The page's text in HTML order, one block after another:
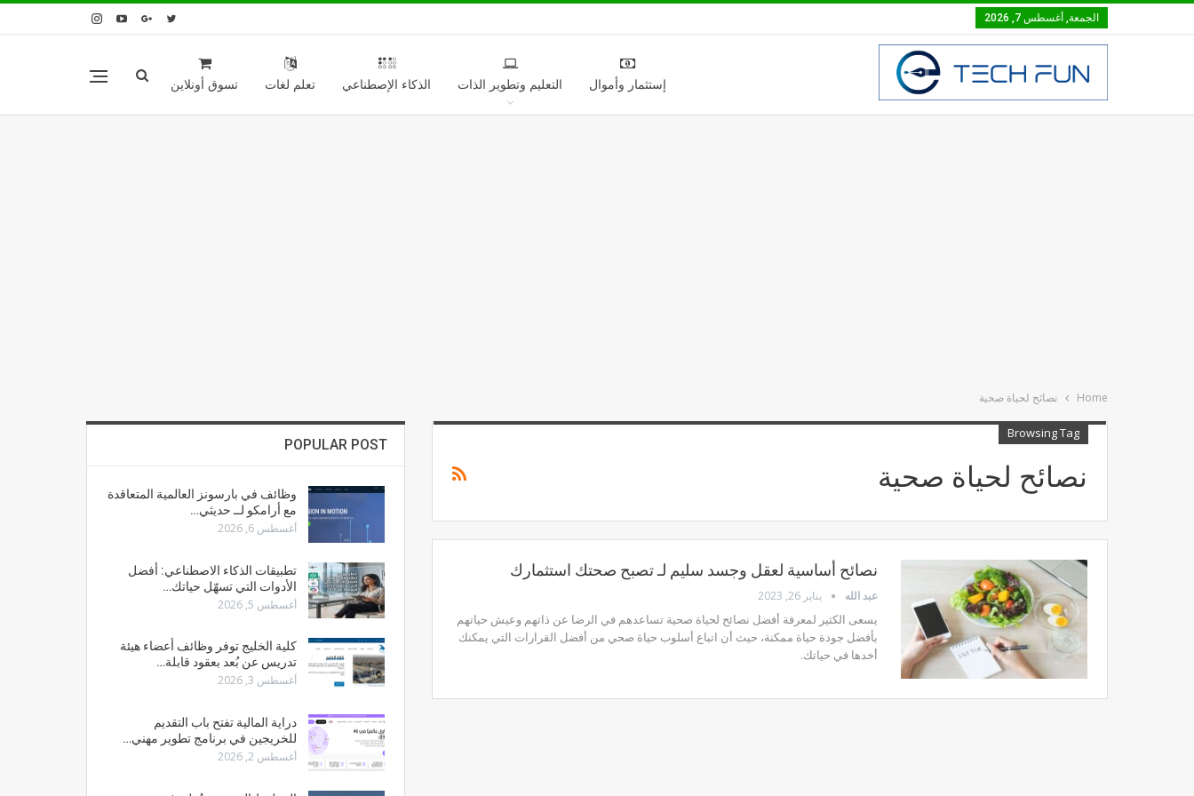
الجمعة, أغسطس 7, 2026
إستثمار وأموال التعليم وتطوير الذات الذكاء الإصطناعي تعلم لغات تسوق أونلاين
Home نصائح لحياة صحية
Browsing Tag
نصائح لحياة صحية
نصائح أساسية لعقل وجسد سليم لـ تصبح صحتك استثمارك
عبد الله يناير 26, 2023
يسعى الكثير لمعرفة أفضل نصائح لحياة صحية تساعدهم في الرضا عن ذاتهم وعيش حياتهم
بأفضل جودة حياة ممكنة، حيث أن اتباع أسلوب حياة صحي من أفضل القرارات التي يمكنك
أخدها في حياتك.
POPULAR POST
وظائف في بارسونز العالمية المتعاقدة
مع أرامكو لــ حديثي…
أغسطس 6, 2026
تطبيقات الذكاء الاصطناعي: أفضل
الأدوات التي تسهّل حياتك…
أغسطس 5, 2026
كلية الخليج توفر وظائف أعضاء هيئة
تدريس عن بُعد بعقود قابلة…
أغسطس 3, 2026
دراية المالية تفتح باب التقديم
للخريجين في برنامج تطوير مهني…
أغسطس 2, 2026